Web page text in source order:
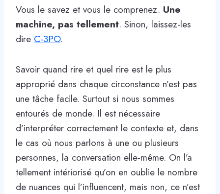
Vous le savez et vous le comprenez. Une
machine, pas tellement. Sinon, laissez-les
dire C-3PO.
Savoir quand rire et quel rire est le plus
approprié dans chaque circonstance n’est pas
une tâche facile. Surtout si nous sommes
entourés de monde. Il est nécessaire
d’interpréter correctement le contexte et, dans
le cas où nous parlons à une ou plusieurs
personnes, la conversation elle-même. On l’a
tellement intériorisé qu’on en oublie le nombre
de nuances qui l’influencent, mais non, ce n’est